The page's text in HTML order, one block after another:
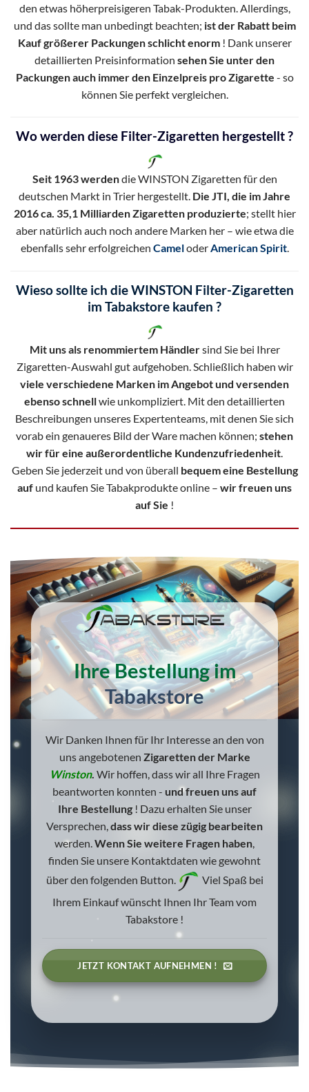
den etwas höherpreisigeren Tabak-Produkten. Allerdings,
und das sollte man unbedingt beachten; ist der Rabatt beim
Kauf größerer Packungen schlicht enorm! Dank unserer
detaillierten Preisinformation sehen Sie unter den
Packungen auch immer den Einzelpreis pro Zigarette - so
können Sie perfekt vergleichen.
Wo werden diese Filter-Zigaretten hergestellt ?
Seit 1963 werdendie WINSTON Zigaretten für den
deutschen Markt in Trier hergestellt. Die JTI, die im Jahre
2016 ca. 35,1 Milliarden Zigaretten produzierte; stellt hier
aber natürlich auch noch andere Marken her – wie etwa die
ebenfalls sehr erfolgreichen CameloderAmerican Spirit.
Wieso sollte ich die WINSTON Filter-Zigaretten
im Tabakstore kaufen ?
Mit uns als renommiertem Händlersind Sie bei Ihrer
Zigaretten-Auswahl gut aufgehoben. Schließlich haben wir
viele verschiedene Marken im Angebot und versenden
ebenso schnellwie unkompliziert. Mit den detaillierten
Beschreibungen unseres Expertenteams, mit denen Sie sich
vorab ein genaueres Bild der Ware machen können; stehen
wir für eine außerordentliche Kundenzufriedenheit.
Geben Sie jederzeit und von überall bequem eine Bestellung
auf und kaufen Sie Tabakprodukte online – wir freuen uns
auf Sie !
Ihre Bestellung im
Tabakstore
Wir Danken Ihnen für Ihr Interesse an den von
uns angebotenen Zigaretten der Marke
Winston. Wir hoffen, dass wir all Ihre Fragen
beantworten konnten - und freuen uns auf
Ihre Bestellung! Dazu erhalten Sie unser
Versprechen, dass wir diese zügig bearbeiten
werden. Wenn Sie weitere Fragen haben
finden Sie unsere Kontaktdaten wie gewohnt
über den folgenden Button.
Viel Spaß bei
Ihrem Einkauf wünscht Ihnen Ihr Team vom
Tabakstore !
JETZT KONTAKT AUFNEHMEN !